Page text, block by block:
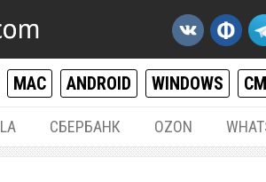
MAC ANDROID WINDOWS
СБЕРБАНК OZON